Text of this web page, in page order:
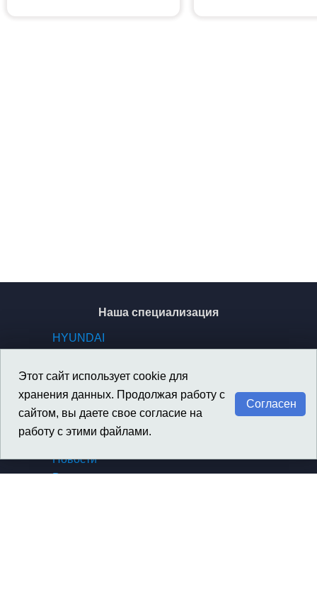
Наша специализация
HYUNDAI
GENESIS
SSANGYONG / KGM
Материалы
Новости
Вакансии
Этот сайт использует cookie для
хранения данных. Продолжая работу с
сайтом, вы даете свое согласие на
работу с этими файлами.
Согласен